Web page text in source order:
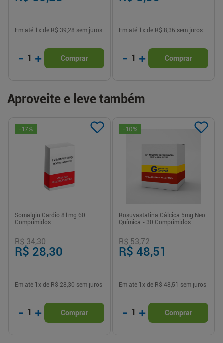
Em até 1 x de R$ 39,28 sem juros
- 1 + Comprar
Em até 1 x de R$ 8,36 sem juros
- 1 + Comprar
Aproveite e leve também
-17%
Somalgin Cardio 81mg 60
Comprimidos
R$ 34,30
R$ 28,30
Em até 1 x de R$ 28,30 sem juros
- 1 + Comprar
-10%
Rosuvastatina Cálcica 5mg Neo
Química - 30 Comprimidos
R$ 53,72
R$ 48,51
Em até 1 x de R$ 48,51 sem juros
- 1 + Comprar